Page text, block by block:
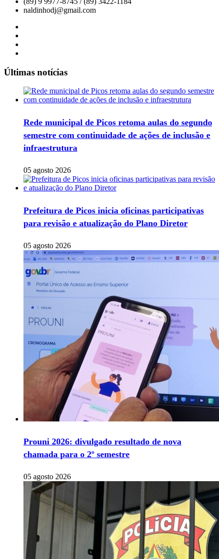
naldinhodj@gmail.com
Últimas notícias
Rede municipal de Picos retoma aulas do segundo
semestre com continuidade de ações de inclusão e
infraestrutura
05 agosto 2026
Prefeitura de Picos inicia oficinas participativas
para revisão e atualização do Plano Diretor
05 agosto 2026
Prouni 2026: divulgado resultado de nova
chamada para o 2º semestre
05 agosto 2026